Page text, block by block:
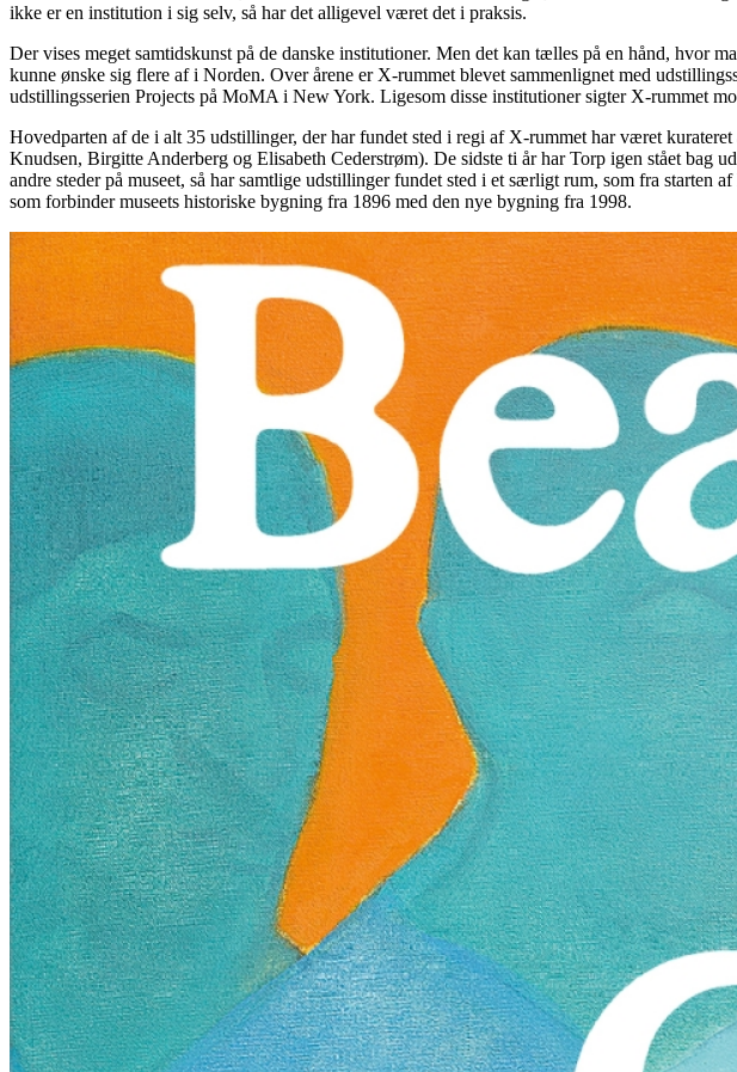
ikke er en institution i sig selv, så har det alligevel været det i praksis.
Der vises meget samtidskunst på de danske institutioner. Men det kan tælles på en hånd, hvor
kunne ønske sig flere af i Norden. Over årene er X-rummet blevet sammenlignet med
udstillingsserien Projects på MoMA i New York. Ligesom disse institutioner sigter X-rummet
Hovedparten af de i alt 35 udstillinger, der har fundet sted i regi af X-rummet har været
Knudsen, Birgitte Anderberg og Elisabeth Cederstrøm). De sidste ti år har Torp igen stået bag
andre steder på museet, så har samtlige udstillinger fundet sted i et særligt rum, som fra
som forbinder museets historiske bygning fra 1896 med den nye bygning fra 1998.